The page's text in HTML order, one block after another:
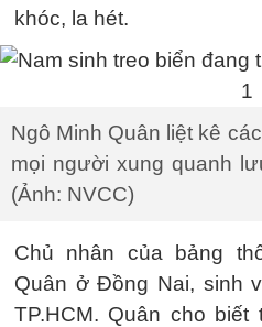
khóc, la hét.
Ngô Minh Quân liệt kê
mọi người xung quanh
(Ảnh: NVCC)
Chủ nhân của bảng
Quân ở Đồng Nai, sinh
TP.HCM. Quân cho